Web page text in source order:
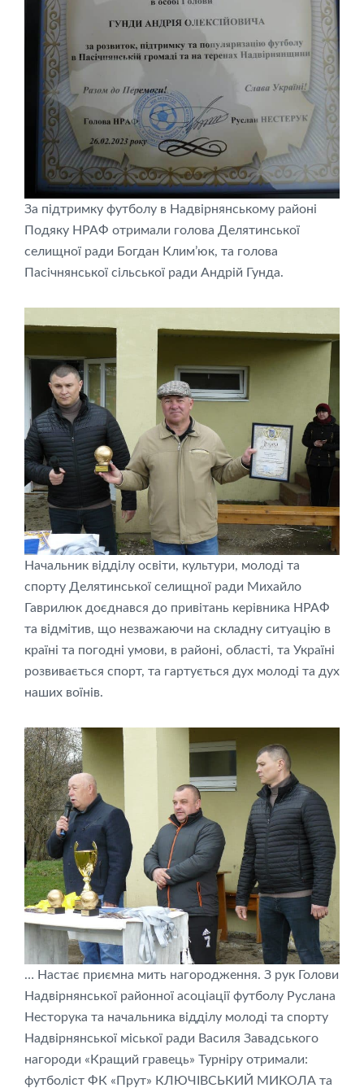
За підтримку футболу в Надвірнянському районі
Подяку НРАФ отримали голова Делятинської
селищної ради Богдан Клим’юк, та голова
Пасічнянської сільської ради Андрій Гунда.
Начальник відділу освіти, культури, молоді та
спорту Делятинської селищної ради Михайло
Гаврилюк доєднався до привітань керівника НРАФ
та відмітив, що незважаючи на складну ситуацію в
країні та погодні умови, в районі, області, та Україні
розвивається спорт, та гартується дух молоді та дух
наших воїнів.
… Настає приємна мить нагородження. З рук Голови
Надвірнянської районної асоціації футболу Руслана
Несторука та начальника відділу молоді та спорту
Надвірнянської міської ради Василя Завадського
нагороди «Кращий гравець» Турніру отримали:
футболіст ФК «Прут» КЛЮЧІВСЬКИЙ МИКОЛА та